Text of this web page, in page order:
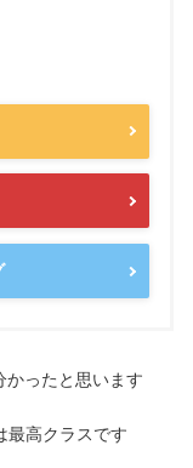
かったと思います
最高クラスです